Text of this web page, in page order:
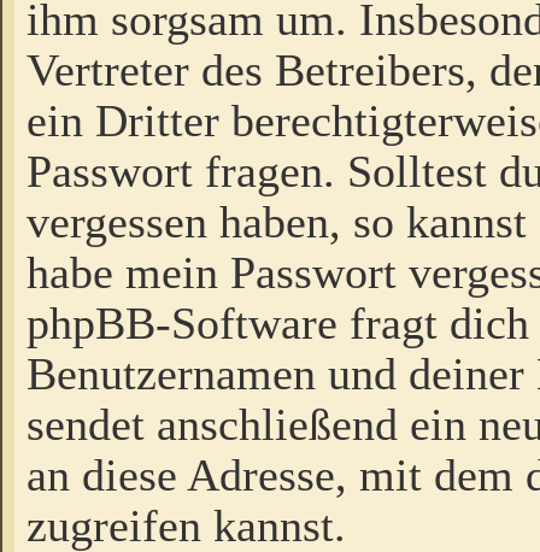
ihm sorgsam um.
Vertreter des Betreibers,
ein Dritter
Passwort fragen. Solltest
vergessen haben, so
habe mein Passwort
phpBB-Software fragt dich
Benutzernamen und
sendet anschließend ein
an diese Adresse, mit dem
zugreifen kannst.